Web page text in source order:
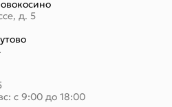
д. 5
с 9:00 до 18:00